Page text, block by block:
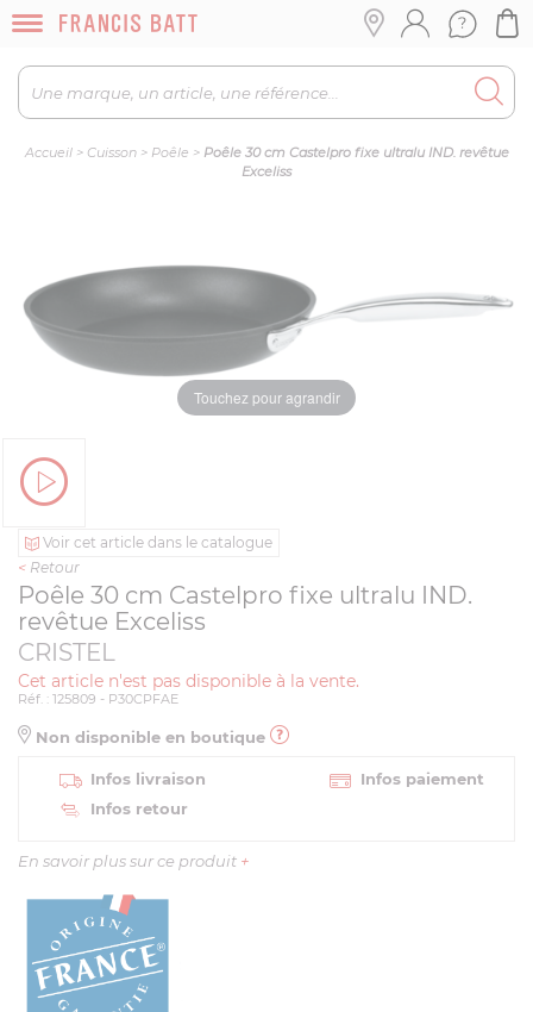
Accueil> Cuisson> Poêle > Poêle 30 cm Castelpro fixe ultralu IND. revêtue
Exceliss
Touchez pour agrandir
Voir cet article dans le catalogue
< Retour
Poêle 30 cm Castelpro fixe ultralu IND.
revêtue Exceliss
CRISTEL
Cet article n'est pas disponible à la vente.
Réf. : 125809 - P30CPFAE
Non disponible en boutique
Infos livraison
Infos paiement
Infos retour
En savoir plus sur ce produit +